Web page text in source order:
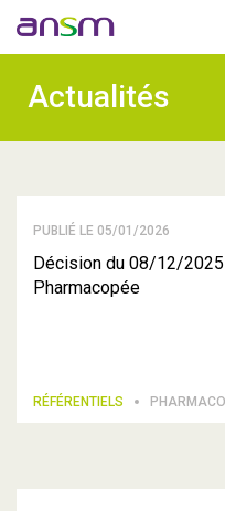
Actualités
PUBLIÉ LE 05/01/2026
Décision du 08/12/
Pharmacopée
RÉFÉRENTIELS